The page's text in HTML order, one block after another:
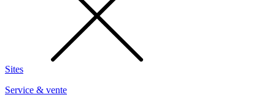
Sites
Service & vente